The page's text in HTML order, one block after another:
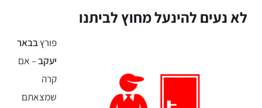
לא נעים להינעל מחוץ לביתנו
פורץבבאר
יעקב– אם
קרה
שמצאתם